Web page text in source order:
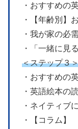
・おすすめの
・【年齢別】
・我が家の必
・「一緒に見
＜ステップ３
・おすすめの
・英語絵本の
・ネイティブ
・【コラム】